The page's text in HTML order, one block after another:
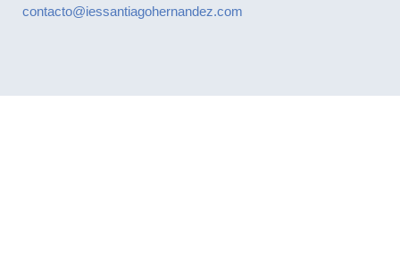
contacto@iessantiagohernandez.com